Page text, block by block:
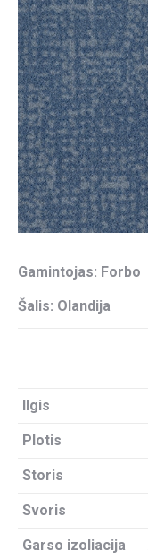
Gamintojas: Forbo
Šalis: Olandija
Ilgis
Plotis
Storis
Svoris
Garso izoliacija